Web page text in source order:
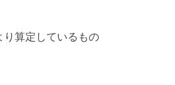
算定しているもの